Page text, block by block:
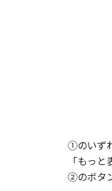
①のいず
「もっ
②のボタ